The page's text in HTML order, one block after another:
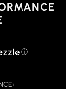
ⓘ
›